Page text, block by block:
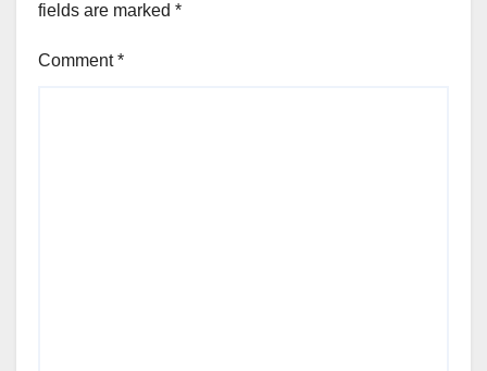
fields are marked *
Comment*